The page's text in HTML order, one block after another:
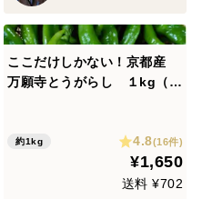
ここだけしかない！京都産
万願寺とうがらし １kg（
約1kg 4.8(16件)
¥1,650
送料 ¥702